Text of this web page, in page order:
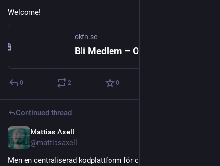
Welcome!
okfn.se
0 2 0
Continued thread
Mattias Axell
@mattiasaxell
Men en centraliserad kodplattform för offentlig sektor räcker